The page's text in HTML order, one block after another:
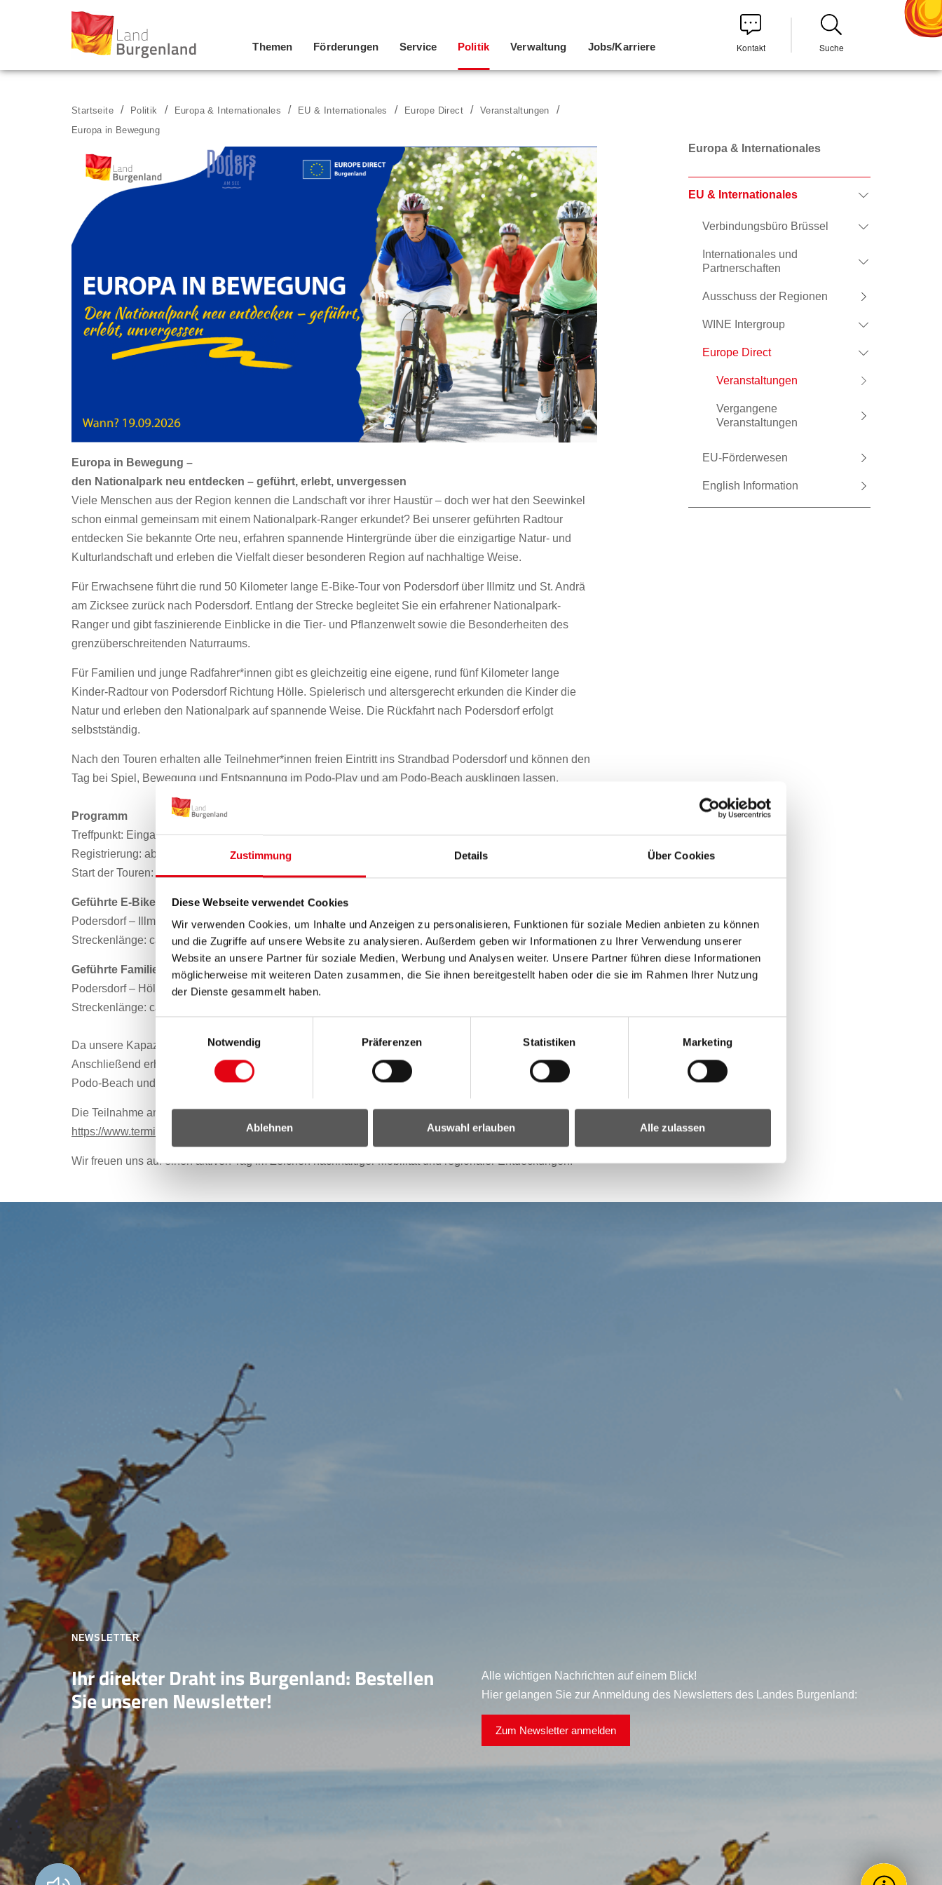
Zustimmung Details Über Cookies
Diese Webseite verwendet Cookies
Wir verwenden Cookies, um Inhalte und Anzeigen zu personalisieren, Funktionen für soziale Medien anbieten zu können
und die Zugriffe auf unsere Website zu analysieren. Außerdem geben wir Informationen zu Ihrer Verwendung unserer
Website an unsere Partner für soziale Medien, Werbung und Analysen weiter. Unsere Partner führen diese Informationen
möglicherweise mit weiteren Daten zusammen, die Sie ihnen bereitgestellt haben oder die sie im Rahmen Ihrer Nutzung
der Dienste gesammelt haben.
Notwendig
Präferenzen Statistiken Marketing
Ablehnen Auswahl erlauben Alle zulassen
Zum Inhalt
Zum Menü
Zur Suche
Themen Förderungen Service Politik Verwaltung Jobs/Karriere Kontakt Suche
Startseite Politik Europa & Internationales EU & Internationales Europe Direct
Veranstaltungen
Europa in Bewegung
Europa in Bewegung –
den Nationalpark neu entdecken – geführt, erlebt, unvergessen
Viele Menschen aus der Region kennen die Landschaft vor ihrer Haustür – doch wer hat den Seewinkel
schon einmal gemeinsam mit einem Nationalpark-Ranger erkundet? Bei unserer geführten Radtour
entdecken Sie bekannte Orte neu, erfahren spannende Hintergründe über die einzigartige Natur- und
Kulturlandschaft und erleben die Vielfalt dieser besonderen Region auf nachhaltige Weise.
Für Erwachsene führt die rund 50 Kilometer lange E-Bike-Tour von Podersdorf über Illmitz und St. Andrä
am Zicksee zurück nach Podersdorf. Entlang der Strecke begleitet Sie ein erfahrener Nationalpark-
Ranger und gibt faszinierende Einblicke in die Tier- und Pflanzenwelt sowie die Besonderheiten des
grenzüberschreitenden Naturraums.
Für Familien und junge Radfahrer*innen gibt es gleichzeitig eine eigene, rund fünf Kilometer lange
Kinder-Radtour von Podersdorf Richtung Hölle. Spielerisch und altersgerecht erkunden die Kinder die
Natur und erleben den Nationalpark auf spannende Weise. Die Rückfahrt nach Podersdorf erfolgt
selbstständig.
Nach den Touren erhalten alle Teilnehmer*innen freien Eintritt ins Strandbad Podersdorf und können den
Tag bei Spiel, Bewegung und Entspannung im Podo-Play und am Podo-Beach ausklingen lassen.
Programm
Treffpunkt: Eingang Podo-Play, Podersdorf am See
Registrierung: ab 09:15 Uhr
Start der Touren: 10:00 Uhr
Geführte E-Bike-Tour für Erwachsene
Podersdorf – Illmitz – St. Andrä am Zicksee – Podersdorf
Streckenlänge: ca. 50 km
Geführte Familien- und Kinderradtour
Podersdorf – Hölle
Streckenlänge: ca. 5 km (die Rückfahrt nach Podersdorf erfolgt selbstständig)
Da unsere Kapazitäten begrenzt sind, ist pro teilnehmendem Kind nur eine Begleitperson möglich.
Anschließend erhalten alle Teilnehmer*innen freien Eintritt ins Strandbad Podersdorf mit Ausklang im
Podo-Beach und Podo-Play.
Die Teilnahme an der Veranstaltung ist kostenlos. Eine Anmeldung ist jedoch unbedingt erforderlich unter:
https://www.termino.gv.at/meet/b/2e61ad5e63caaead2c5ce9b5806181de-588335
Wir freuen uns auf einen aktiven Tag im Zeichen nachhaltiger Mobilität und regionaler Entdeckungen!
Europa & Internationales
EU & Internationales
Verbindungsbüro Brüssel
Internationales und
Partnerschaften
Ausschuss der Regionen
WINE Intergroup
Europe Direct
Veranstaltungen
Vergangene
Veranstaltungen
EU-Förderwesen
English Information
NEWSLETTER
Ihr direkter Draht ins Burgenland: Bestellen
Sie unseren Newsletter!
Alle wichtigen Nachrichten auf einem Blick!
Hier gelangen Sie zur Anmeldung des Newsletters des Landes Burgenland:
Zum Newsletter anmelden